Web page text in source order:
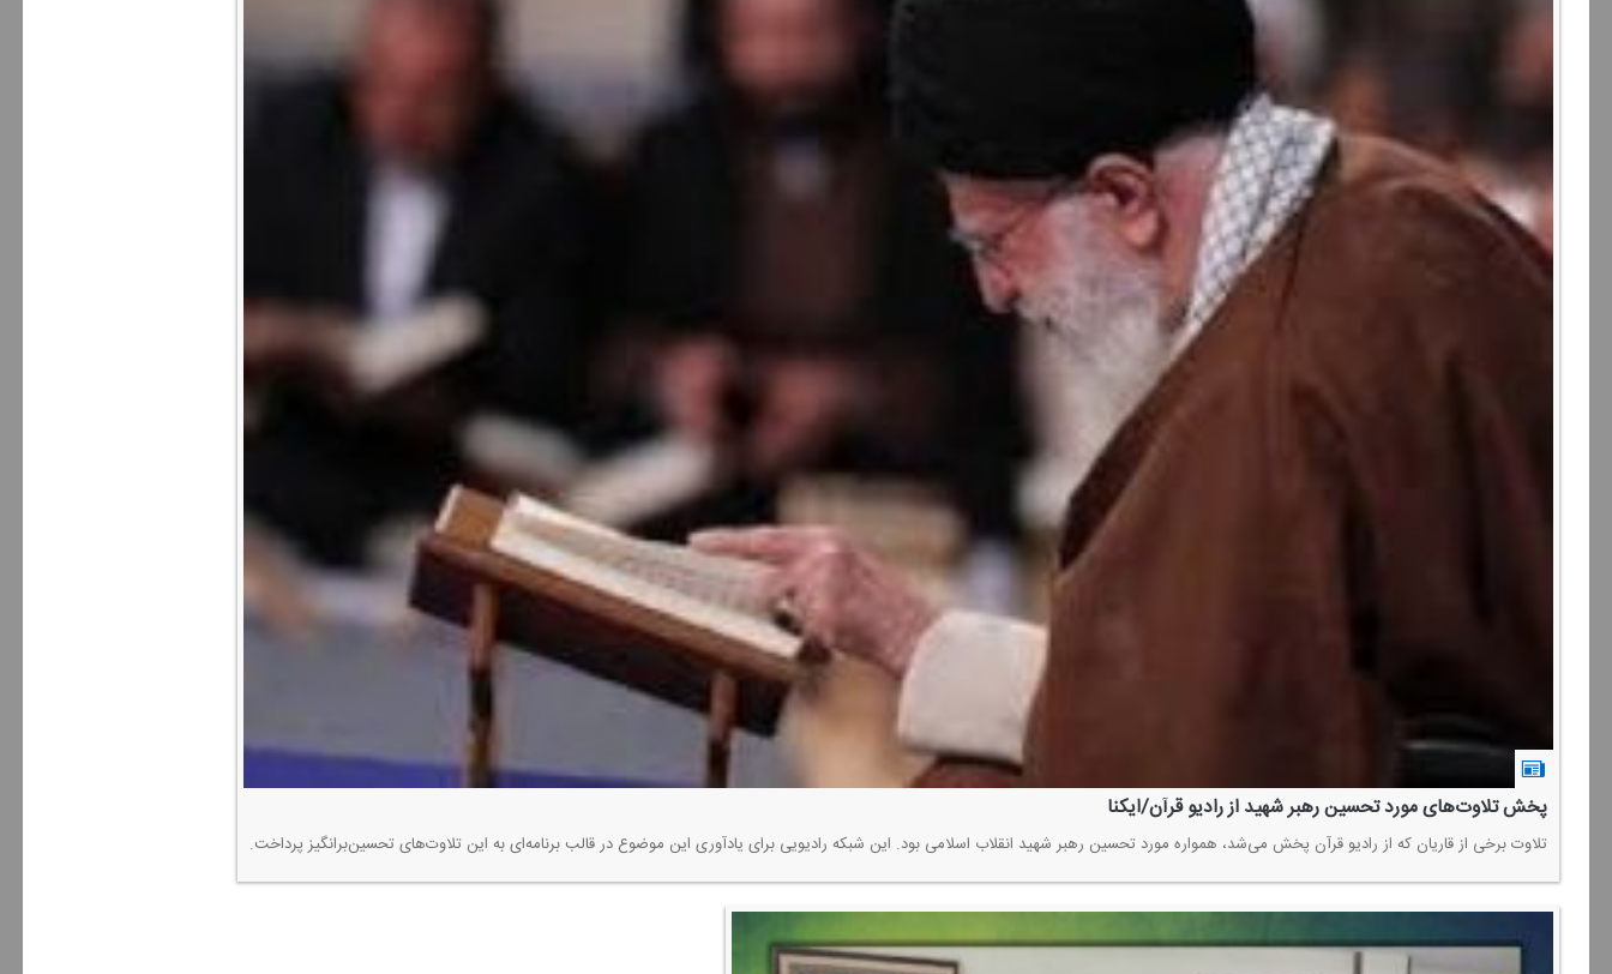
پخش تلاوت‌های مورد تحسین رهبر شهید از رادیو قرآن/ایكنا
تلاوت برخی از قاریان كه از رادیو قرآن پخش می‌شد، همواره مورد تحسین رهبر شهید انقلاب اسلامی بود. این شبكه رادیویی برای یادآوری این موضوع در قالب برنامه‌ای به این تلاوت‌های تحسین‌برانگیز پرداخت.